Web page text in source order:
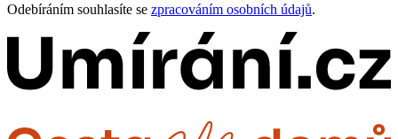
Odebíráním souhlasíte se zpracováním osobních údajů.